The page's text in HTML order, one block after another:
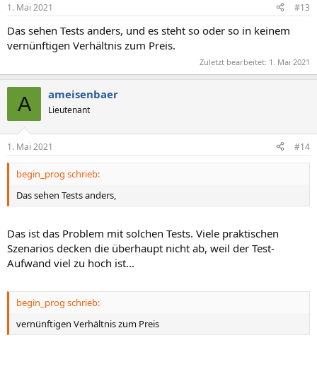
e
:
1. Mai 2021 #13
Das sehen Tests anders, und es steht so oder so in keinem
vernünftigen Verhältnis zum Preis.
Zuletzt bearbeitet: 1. Mai 2021
A ameisenbaer
Lieutenant
1. Mai 2021 #14
begin_prog schrieb:
Das sehen Tests anders,
Das ist das Problem mit solchen Tests. Viele praktischen
Szenarios decken die überhaupt nicht ab, weil der Test-
Aufwand viel zu hoch ist...
begin_prog schrieb:
vernünftigen Verhältnis zum Preis